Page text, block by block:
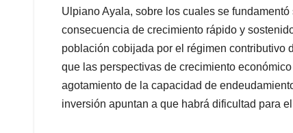
Ulpiano Ayala, sobre los cuales se
consecuencia de crecimiento rápido y
población cobijada por el régimen contributivo
que las perspectivas de crecimiento
agotamiento de la capacidad de
inversión apuntan a que habrá dificultad para